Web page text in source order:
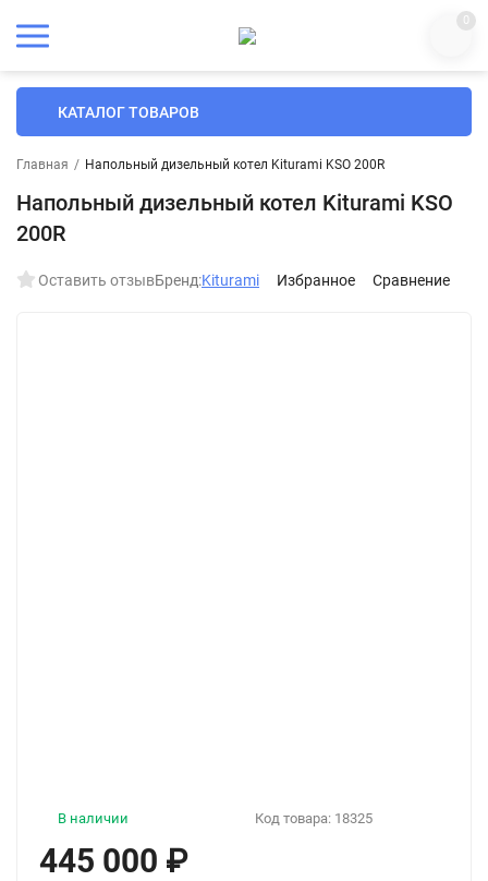
0
КАТАЛОГ ТОВАРОВ
Главная / Напольный дизельный котел Kiturami KSO 200R
Напольный дизельный котел Kiturami KSO
200R
Оставить отзывБренд:Kiturami Избранное Сравнение
Код товара: 18325
В наличии
445 000 ₽